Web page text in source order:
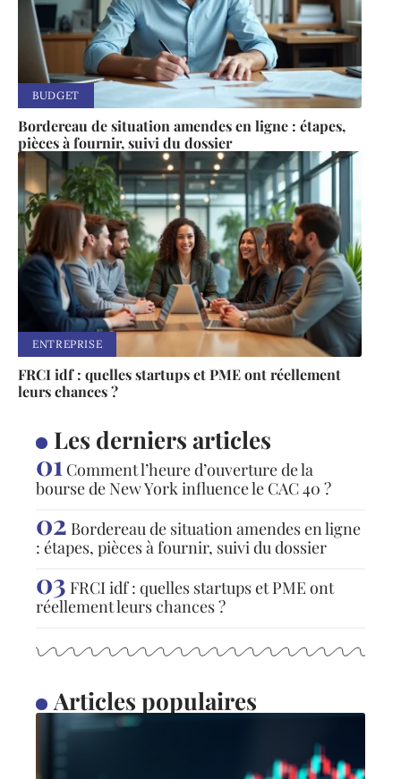
BUDGET
Bordereau de situation amendes en ligne : étapes,
pièces à fournir, suivi du dossier
ENTREPRISE
FRCI idf : quelles startups et PME ont réellement
leurs chances ?
Les derniers articles
Comment l’heure d’ouverture de la
bourse de New York influence le CAC 40 ?
Bordereau de situation amendes en ligne
: étapes, pièces à fournir, suivi du dossier
FRCI idf : quelles startups et PME ont
réellement leurs chances ?
Articles populaires